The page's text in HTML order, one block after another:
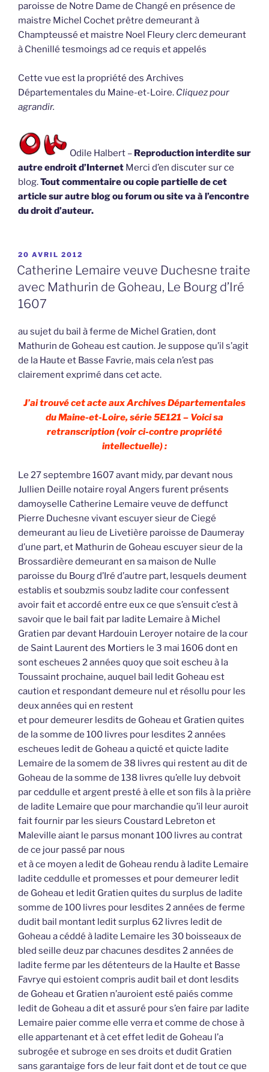
paroisse de Notre Dame de Changé en présence de
maistre Michel Cochet prêtre demeurant à
Champteussé et maistre Noel Fleury clerc demeurant
à Chenillé tesmoings ad ce requis et appelés
Cette vue est la propriété des Archives
Départementales du Maine-et-Loire. Cliquez pour
agrandir.
Odile Halbert – Reproduction interdite sur
autre endroit d’Internet Merci d’en discuter sur ce
blog.Tout commentaire ou copie partielle de cet
article sur autre blog ou forum ou site va à l’encontre
du droit d’auteur.
PUBLIÉ
LE
20 AVRIL 2012
Catherine Lemaire veuve Duchesne traite
avec Mathurin de Goheau, Le Bourg d’Iré
1607
au sujet du bail à ferme de Michel Gratien, dont
Mathurin de Goheau est caution. Je suppose qu’il s’agit
de la Haute et Basse Favrie, mais cela n’est pas
clairement exprimé dans cet acte.
J’ai trouvé cet acte aux Archives Départementales
du Maine-et-Loire, série 5E121 – Voici sa
retranscription (voir ci-contre propriété
intellectuelle) :
Le 27 septembre 1607 avant midy, par devant nous
Jullien Deille notaire royal Angers furent présents
damoyselle Catherine Lemaire veuve de deffunct
Pierre Duchesne vivant escuyer sieur de Ciegé
demeurant au lieu de Livetière paroisse de Daumeray
d’une part, et Mathurin de Goheau escuyer sieur de la
Brossardière demeurant en sa maison de Nulle
paroisse du Bourg d’Iré d’autre part, lesquels deument
establis et soubzmis soubz ladite cour confessent
avoir fait et accordé entre eux ce que s’ensuit c’est à
savoir que le bail fait par ladite Lemaire à Michel
Gratien par devant Hardouin Leroyer notaire de la cour
de Saint Laurent des Mortiers le 3 mai 1606 dont en
sont escheues 2 années quoy que soit escheu à la
Toussaint prochaine, auquel bail ledit Goheau est
caution et respondant demeure nul et résollu pour les
deux années qui en restent
et pour demeurer lesdits de Goheau et Gratien quites
de la somme de 100 livres pour lesdites 2 années
escheues ledit de Goheau a quicté et quicte ladite
Lemaire de la somem de 38 livres qui restent au dit de
Goheau de la somme de 138 livres qu’elle luy debvoit
par ceddulle et argent presté à elle et son fils à la prière
de ladite Lemaire que pour marchandie qu’il leur auroit
fait fournir par les sieurs Coustard Lebreton et
Maleville aiant le parsus monant 100 livres au contrat
de ce jour passé par nous
et à ce moyen a ledit de Goheau rendu à ladite Lemaire
ladite ceddulle et promesses et pour demeurer ledit
de Goheau et ledit Gratien quites du surplus de ladite
somme de 100 livres pour lesdites 2 années de ferme
dudit bail montant ledit surplus 62 livres ledit de
Goheau a céddé à ladite Lemaire les 30 boisseaux de
bled seille deuz par chacunes desdites 2 années de
ladite ferme par les détenteurs de la Haulte et Basse
Favrye qui estoient compris audit bail et dont lesdits
de Goheau et Gratien n’auroient esté paiés comme
ledit de Goheau a dit et assuré pour s’en faire par ladite
Lemaire paier comme elle verra et comme de chose à
elle appartenant et à cet effet ledit de Goheau l’a
subrogée et subroge en ses droits et dudit Gratien
sans garantaige fors de leur fait dont et de tout ce que